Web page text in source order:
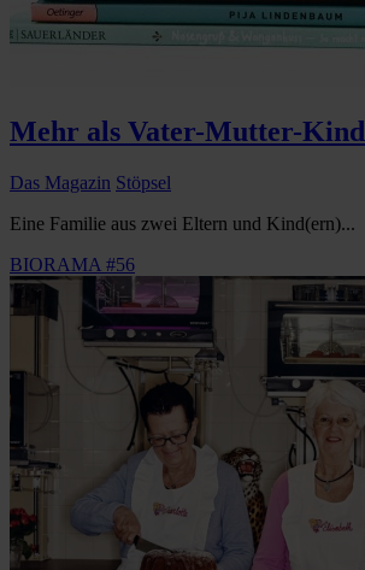
Mehr als Vater-Mutter-Kind
Das Magazin Stöpsel
Eine Familie aus zwei Eltern und Kind(ern)...
BIORAMA #56